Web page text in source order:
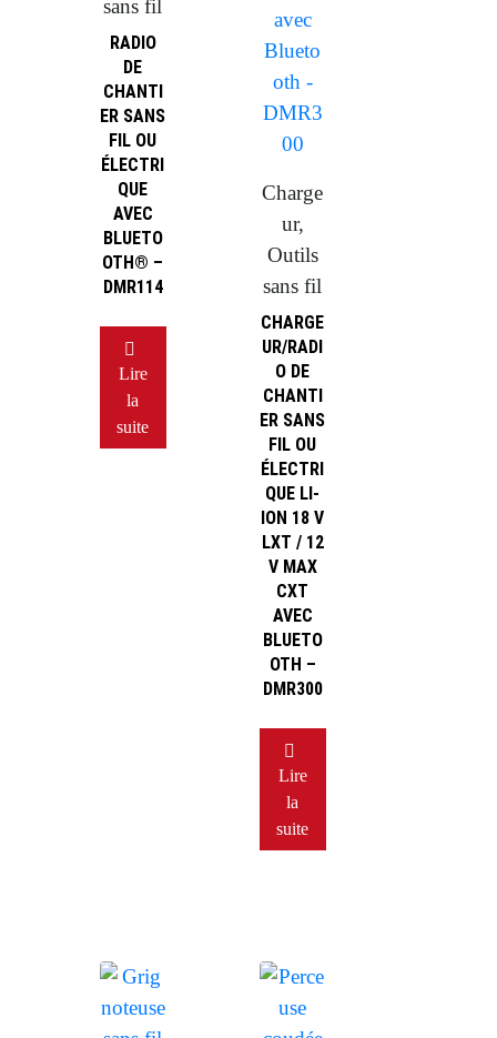
sans fil
RADIO
DE
CHANTI
ER SANS
FIL OU
ÉLECTRI
QUE
AVEC
BLUETO
OTH® –
DMR114
Lire
la
suite
Charge
ur,
Outils
sans fil
CHARGE
UR/RADI
O DE
CHANTI
ER SANS
FIL OU
ÉLECTRI
QUE LI-
ION 18 V
LXT / 12
V MAX
CXT
AVEC
BLUETO
OTH –
DMR300
Lire
la
suite